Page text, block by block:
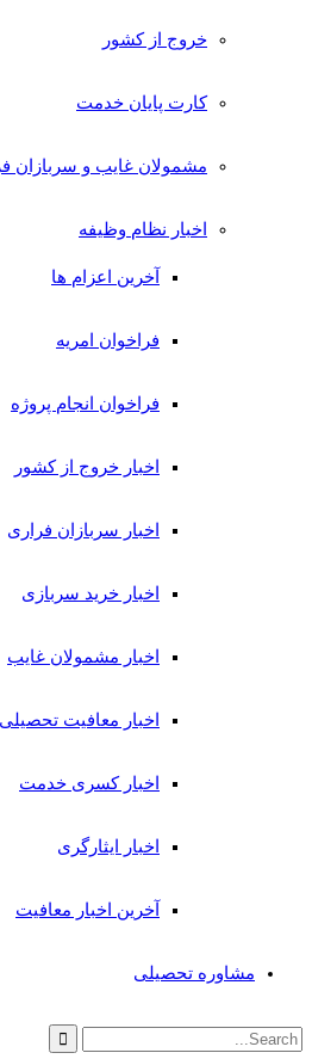
خروج از کشور
کارت پایان خدمت
مشمولان غایب و سربازان
اخبار نظام وظیفه
آخرین اعزام ها
فراخوان امریه
فراخوان انجام پروژه
اخبار خروج از کشور
اخبار سربازان فراری
اخبار خرید سربازی
اخبار مشمولان غایب
اخبار معافیت تحصیلی
اخبار کسری خدمت
اخبار ایثارگری
آخرین اخبار معافیت
مشاوره تحصیلی